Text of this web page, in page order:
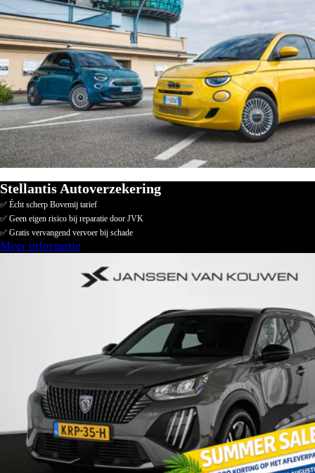
Stellantis Autoverzekering
✅ Écht scherp Bovemij tarief
✅ Geen eigen risico bij reparatie door JVK
✅ Gratis vervangend vervoer bij schade
Meer informatie